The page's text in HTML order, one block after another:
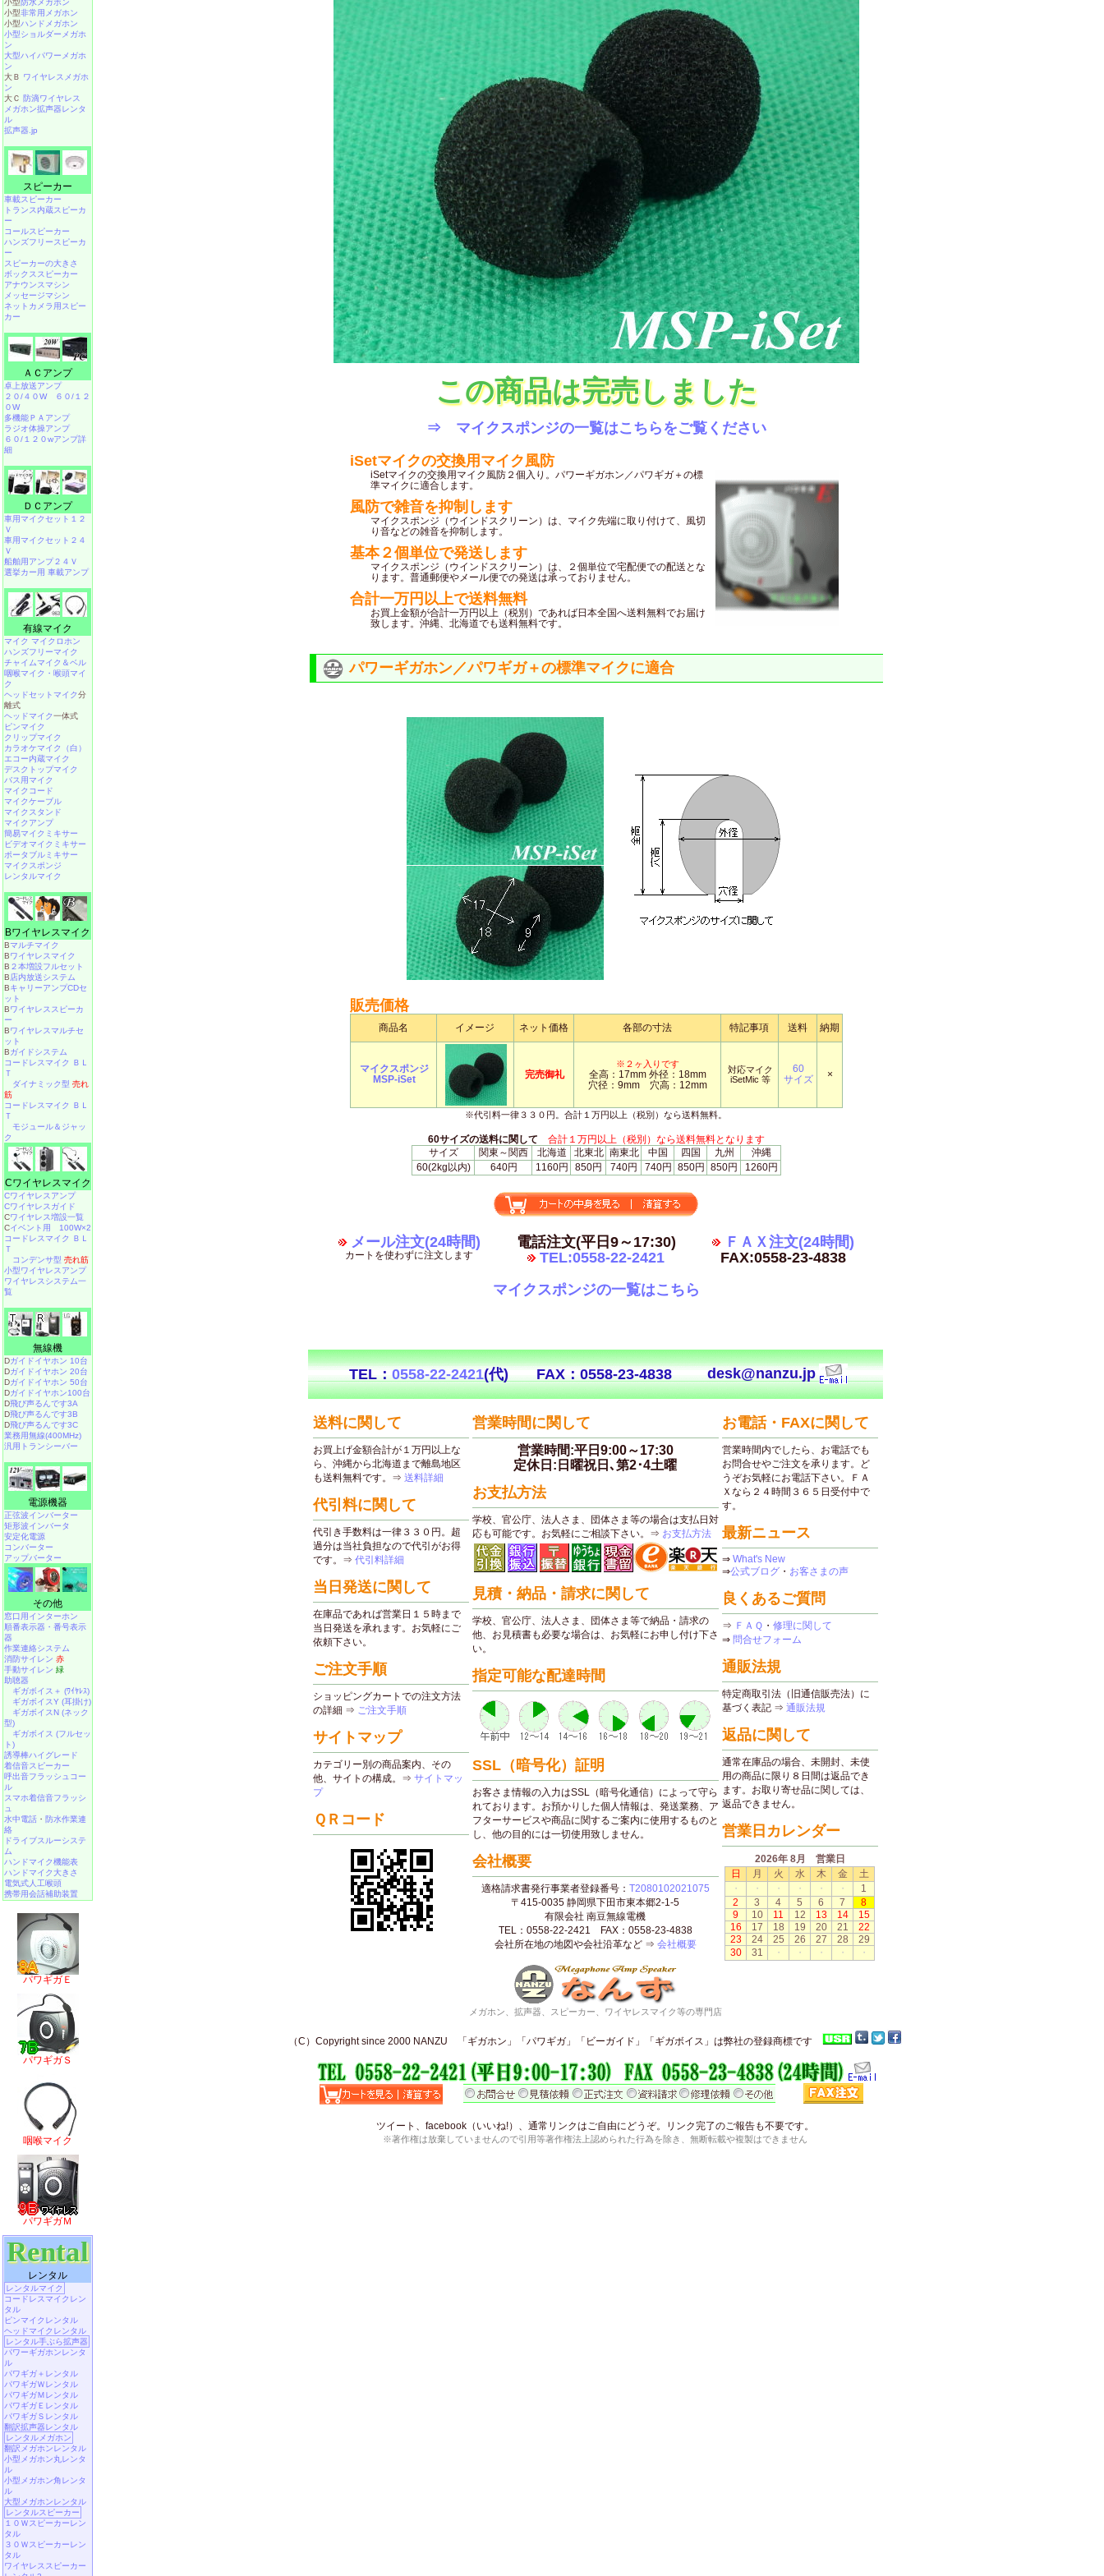
この商品は完売しました
⇒ マイクスポンジの一覧はこちらをご覧ください
iSetマイクの交換用マイク風防
iSetマイクの交換用マイク風防２個入り。パワーギガホン／パワギガ＋の標
準マイクに適合します。
風防で雑音を抑制します
マイクスポンジ（ウインドスクリーン）は、マイク先端に取り付けて、風切
り音などの雑音を抑制します。
基本２個単位で発送します
マイクスポンジ（ウインドスクリーン）は、２個単位で宅配便での配送とな
ります。普通郵便やメール便での発送は承っておりません。
合計一万円以上で送料無料
お買上金額が合計一万円以上（税別）であれば日本全国へ送料無料でお届け
致します。沖縄、北海道でも送料無料です。
パワーギガホン／パワギガ＋の標準マイクに適合
販売価格
商品名 イメージ ネット価格 各部の寸法 特記事項 送料 納期
マイクスポンジ
MSP-iSet
完売御礼
※２ヶ入りです
全高：17mm 外径：18mm
穴径：9mm 穴高：12mm
対応マイク
iSetMic 等
60
サイズ
×
※代引料一律３３０円。合計１万円以上（税別）なら送料無料。
60サイズの送料に関して
合計１万円以上（税別）なら送料無料となります
サイズ
関東～関西 北海道 北東北 南東北 中国 四国 九州
沖縄
60(2kg以内)
640円 1160円 850円 740円 740円 850円 850円 1260円
メール注文(24時間)
カートを使わずに注文します
ＦＡＸ注文(24時間)
FAX:0558-23-4838
電話注文(平日9～17:30)
TEL:0558-22-2421
マイクスポンジの一覧はこちら
小型 防水メガホン
小型非常用メガホン
小型ハンドメガホン
小型ショルダーメガホ
ン
大型ハイパワーメガホ
ン
大Ｂ ワイヤレスメガホ
ン
大Ｃ 防滴ワイヤレス
メガホン拡声器レンタ
ル
拡声器.jp
スピーカー
車載スピーカー
トランス内蔵スピーカ
ー
コールスピーカー
ハンズフリースピーカ
ー
スピーカーの大きさ
ボックススピーカー
アナウンスマシン
メッセージマシン
ネットカメラ用スピー
カー
ＡＣアンプ
卓上放送アンプ
２０/４０W
６０/１２
０W
多機能ＰＡアンプ
ラジオ体操アンプ
６０/１２０wアンプ詳
細
ＤＣアンプ
車用マイクセット１２
Ｖ
車用マイクセット２４
Ｖ
船舶用アンプ２４Ｖ
選挙カー用 車載アンプ
有線マイク
マイク マイクロホン
ハンズフリーマイク
チャイムマイク＆ベル
咽喉マイク・喉頭マイ
ク
ヘッドセットマイク分
離式
ヘッドマイク一体式
ピンマイク
クリップマイク
カラオケマイク（白）
エコー内蔵マイク
デスクトップマイク
バス用マイク
マイクコード
マイクケーブル
マイクスタンド
マイクアンプ
簡易マイクミキサー
ビデオマイクミキサー
ポータブルミキサー
マイクスポンジ
レンタルマイク
Bワイヤレスマイク
Bマルチマイク
Bワイヤレスマイク
B ２本増設フルセット
B店内放送システム
BキャリーアンプCDセ
ット
Bワイヤレススピーカ
ー
Bワイヤレスマルチセ
ット
Bガイドシステム
コードレスマイク ＢＬ
Ｔ
ダイナミック型 売れ
筋
コードレスマイク ＢＬ
Ｔ
モジュール＆ジャッ
ク
Cワイヤレスマイク
Cワイヤレスアンプ
Cワイヤレスガイド
Cワイヤレス増設一覧
Cイベント用 100W×2
コードレスマイク ＢＬ
Ｔ
コンデンサ型 売れ筋
小型ワイヤレスアンプ
ワイヤレスシステム一
覧
無線機
Dガイドイヤホン 10台
Dガイドイヤホン 20台
Dガイドイヤホン 50台
Dガイドイヤホン100台
D飛び声るんです3A
D飛び声るんです3B
D飛び声るんです3C
業務用無線(400MHz)
汎用トランシーバー
電源機器
正弦波インバーター
矩形波インバータ
安定化電源
コンバーター
アップバーター
その他
窓口用インターホン
順番表示器・番号表示
器
作業連絡システム
消防サイレン 赤
手動サイレン 緑
助聴器
ギガボイス＋ (ﾜｲﾔﾚｽ)
ギガボイスY (耳掛け)
ギガボイスN (ネック
型)
ギガボイス (フルセッ
ト)
誘導棒ハイグレード
着信音スピーカー
呼出音フラッシュコー
ル
スマホ着信音フラッシ
ュ
水中電話 ・ 防水作業連
絡
ドライブスルーシステ
ム
ハンドマイク機能表
ハンドマイク大きさ
電気式人工喉頭
携帯用会話補助装置
パワギガＥ
パワギガＳ
咽喉マイク
パワギガＭ
Rental
レンタル
レンタルマイク
コードレスマイクレン
タル
ピンマイクレンタル
ヘッドマイクレンタル
レンタル手ぶら拡声器
パワーギガホンレンタ
ル
パワギガ＋レンタル
パワギガＷレンタル
パワギガＭレンタル
パワギガＥレンタル
パワギガＳレンタル
翻訳拡声器レンタル
レンタルメガホン
翻訳メガホンレンタル
小型メガホン丸レンタ
ル
小型メガホン角レンタ
ル
大型メガホンレンタル
レンタルスピーカー
１０Ｗスピーカーレン
タル
３０Ｗスピーカーレン
タル
ワイヤレススピーカー